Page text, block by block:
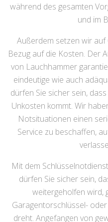
während des gesamten
und im
Außerdem setzen wir
Bezug auf die Kosten. Der
von Lauchhammer
eindeutige wie auch
dürfen Sie sicher sein,
Unkosten kommt. Wir
Notsituationen einen
Service zu beschaffen,
Mit dem
dürfen Sie sicher sein,
weitergeholfen wird,
Garagentorschlüssel-
dreht. Angefangen von